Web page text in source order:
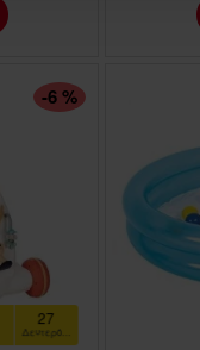
-6 %
25
Δευτερόλεπτα